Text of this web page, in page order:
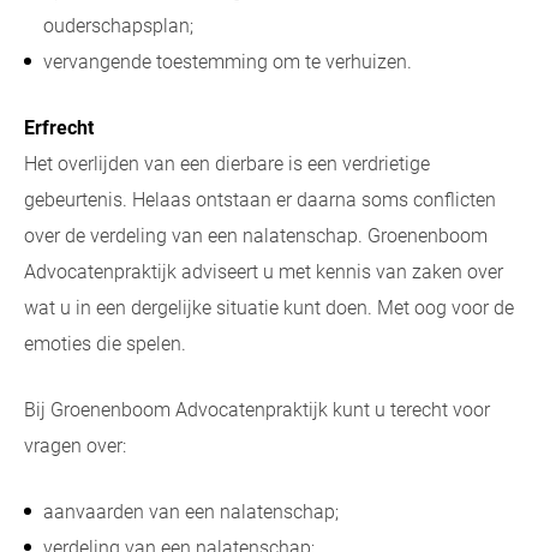
ouderschapsplan;
vervangende toestemming om te verhuizen.
Erfrecht
Het overlijden van een dierbare is een verdrietige
gebeurtenis. Helaas ontstaan er daarna soms conflicten
over de verdeling van een nalatenschap. Groenenboom
Advocatenpraktijk adviseert u met kennis van zaken over
wat u in een dergelijke situatie kunt doen. Met oog voor de
emoties die spelen.
Bij Groenenboom Advocatenpraktijk kunt u terecht voor
vragen over:
aanvaarden van een nalatenschap;